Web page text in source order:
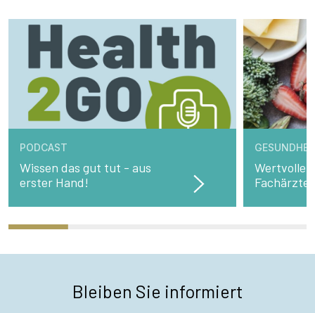
PODCAST
Wissen das gut tut - aus
erster Hand!
Wertvolle
Bleiben Sie informiert